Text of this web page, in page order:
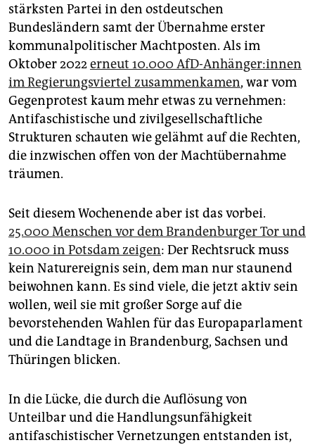
stärksten Partei in den ostdeutschen
Bundesländern samt der Übernahme erster
kommunalpolitischer Machtposten. Als im
Oktober 2022erneut 10.000 AfD-Anhänger:innen
im Regierungsviertel zusammenkamen, war vom
Gegenprotest kaum mehr etwas zu vernehmen:
Antifaschistische und zivilgesellschaftliche
Strukturen schauten wie gelähmt auf die Rechten,
die inzwischen offen von der Machtübernahme
träumen.
Seit diesem Wochenende aber ist das vorbei.
25.000 Menschen vor dem Brandenburger Tor und
10.000 in Potsdam zeigen: Der Rechtsruck muss
kein Naturereignis sein, dem man nur staunend
beiwohnen kann. Es sind viele, die jetzt aktiv sein
wollen, weil sie mit großer Sorge auf die
bevorstehenden Wahlen für das Europaparlament
und die Landtage in Brandenburg, Sachsen und
Thüringen blicken.
In die Lücke, die durch die Auflösung von
Unteilbar und die Handlungsunfähigkeit
antifaschistischer Vernetzungen entstanden ist,